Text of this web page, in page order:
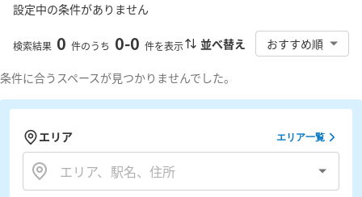
設定中の条件がありません
検索結果 0 件のうち 0-0 件を表示 並べ替え おすすめ順
条件に合うスペースが見つかりませんでした。
エリア エリア一覧